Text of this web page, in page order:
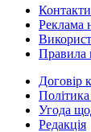
Контакти
Реклама
Правила
Договір
Угода
Редакція